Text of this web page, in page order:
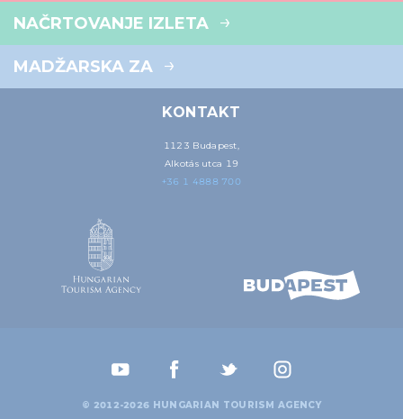
NAČRTOVANJE IZLETA
MADŽARSKA ZA
KONTAKT
1123 Budapest,
Alkotás utca 19
+36 1 4888 700
© 2012-2026 HUNGARIAN TOURISM AGENCY